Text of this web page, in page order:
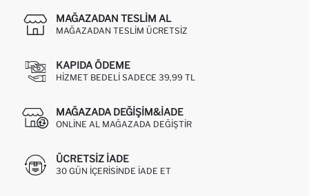
MAĞAZADAN TESLIM AL
MAĞAZADAN TESLIM ÜCRETSIZ
KAPIDA ÖDEME
HIZMET BEDELI SADECE 39,99 TL
MAĞAZADA DEĞIŞIM&İADE
ONLINE AL MAĞAZADA DEĞIŞTIR
ÜCRETSIZ IADE
30 GÜN IÇERISINDE IADE ET